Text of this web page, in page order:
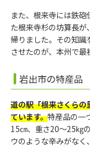
また、根来寺には鉄
た根来寺杉の坊算長
帰りました。その知
させたのが、本州で最
岩出市の特産品
道の駅「根来さくら
ています。特産品の一
15㎝、重さ20～25㎏
ウのような辛みがなく